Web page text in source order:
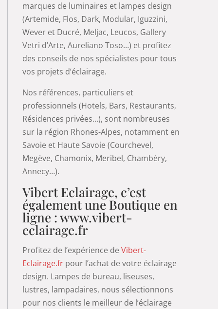
marques de luminaires et lampes design
(Artemide, Flos, Dark, Modular, Iguzzini,
Wever et Ducré, Meljac, Leucos, Gallery
Vetri d’Arte, Aureliano Toso…) et profitez
des conseils de nos spécialistes pour tous
vos projets d’éclairage.
Nos références, particuliers et
professionnels (Hotels, Bars, Restaurants,
Résidences privées…), sont nombreuses
sur la région Rhones-Alpes, notamment en
Savoie et Haute Savoie (Courchevel,
Megève, Chamonix, Meribel, Chambéry,
Annecy…).
Vibert Eclairage, c’est
également une Boutique en
ligne :www.vibert-
eclairage.fr
Profitez de l’expérience de Vibert-
Eclairage.frpour l’achat de votre éclairage
design. Lampes de bureau, liseuses,
lustres, lampadaires, nous sélectionnons
pour nos clients le meilleur de l’éclairage